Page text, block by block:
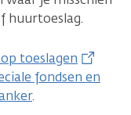
huurtoeslag.
toeslagen
fondsen en
.